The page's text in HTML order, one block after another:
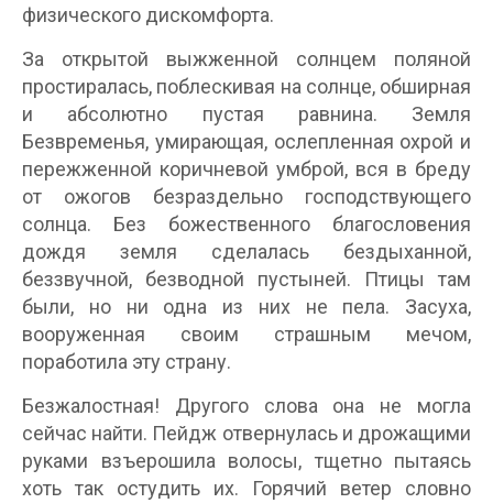
физического дискомфорта.
За открытой выжженной солнцем поляной
простиралась, поблескивая на солнце, обширная
и абсолютно пустая равнина. Земля
Безвременья, умирающая, ослепленная охрой и
пережженной коричневой умброй, вся в бреду
от ожогов безраздельно господствующего
солнца. Без божественного благословения
дождя земля сделалась бездыханной,
беззвучной, безводной пустыней. Птицы там
были, но ни одна из них не пела. Засуха,
вооруженная своим страшным мечом,
поработила эту страну.
Безжалостная! Другого слова она не могла
сейчас найти. Пейдж отвернулась и дрожащими
руками взъерошила волосы, тщетно пытаясь
хоть так остудить их. Горячий ветер словно